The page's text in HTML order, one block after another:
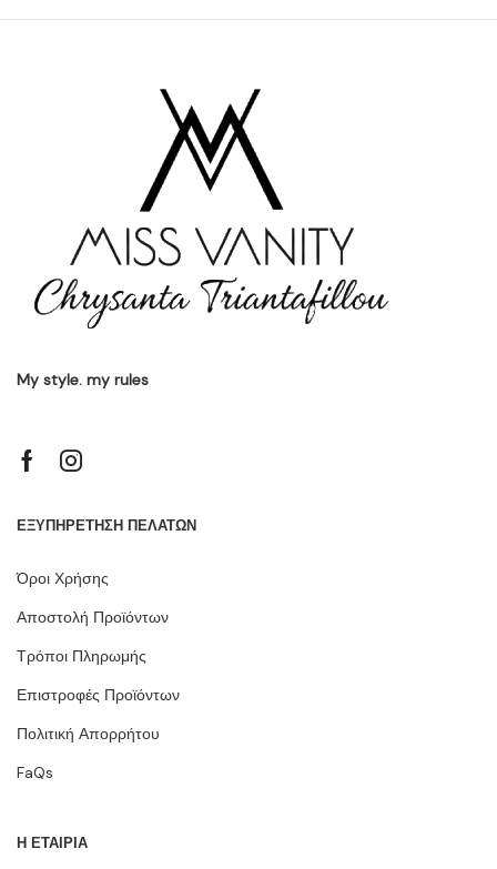
My style. my rules
ΕΞΥΠΗΡΕΤΗΣΗ ΠΕΛΑΤΩΝ
Όροι Χρήσης
Αποστολή Προϊόντων
Τρόποι Πληρωμής
Επιστροφές Προϊόντων
Πολιτική Απορρήτου
FaQs
Η ΕΤΑΙΡΙΑ